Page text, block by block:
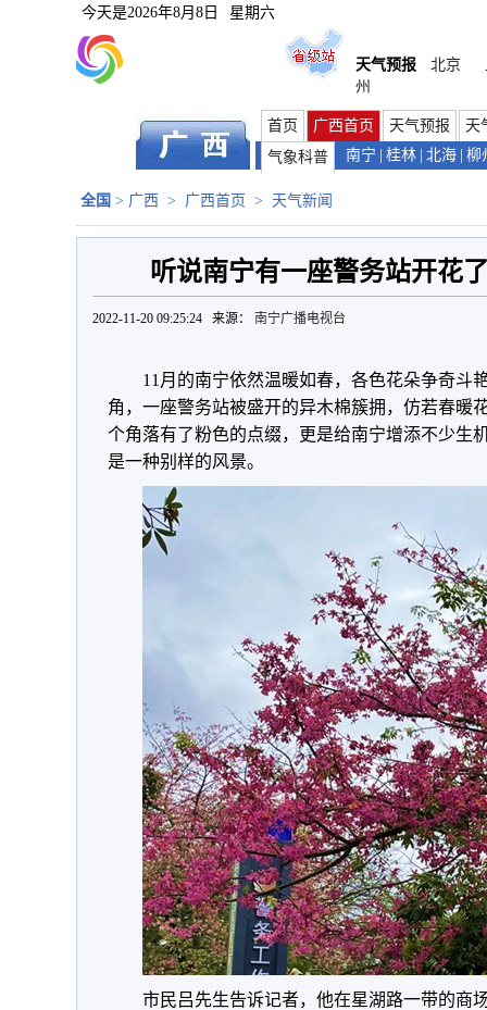
今天是2026年8月8日 星期六
天气预报 北京
州
首页 广西首页 天气预报
天
气象科普
南宁 桂林 北海 柳
全国 > 广西 > 广西首页 > 天气新闻
听说南宁有一座警务站开花
2022-11-20 09:25:24 来源： 南宁广播电视台
11月的南宁依然温暖如春，各色花朵争奇斗
角，一座警务站被盛开的异木棉簇拥，仿若春暖
个角落有了粉色的点缀，更是给南宁增添不少生
是一种别样的风景。
市民吕先生告诉记者，他在星湖路一带的商